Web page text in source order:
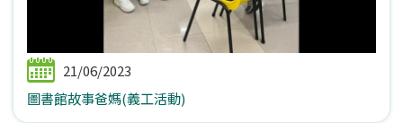
21/06/2023
圖書館故事爸媽(義工活動)